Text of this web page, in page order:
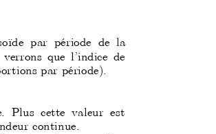
par période de la
que l’indice de
par période).
Plus cette valeur est
continue.